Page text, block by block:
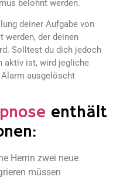
belohnt werden.
deiner Aufgabe von
werden, der deinen
Solltest du dich jedoch
aktiv ist, wird jegliche
ausgelöscht
enthält
Herrin zwei neue
müssen